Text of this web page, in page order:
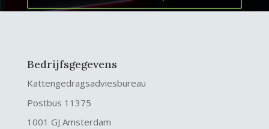
Bedrijfsgegevens
Kattengedragsadviesbureau
Postbus 11375
1001 GJ Amsterdam